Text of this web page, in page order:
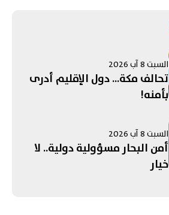
السبت 8 آب 2026
تحالف مكة... دول الإقليم أدرى
بأمنه!
السبت 8 آب 2026
أمن البحار مسؤولية دولية.. لا
خيار